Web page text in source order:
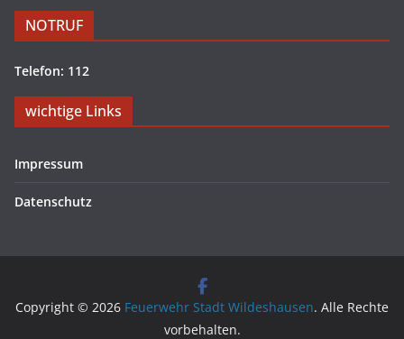
NOTRUF
Telefon: 112
wichtige Links
Impressum
Datenschutz
Copyright © 2026 Feuerwehr Stadt Wildeshausen. Alle Rechte
vorbehalten.